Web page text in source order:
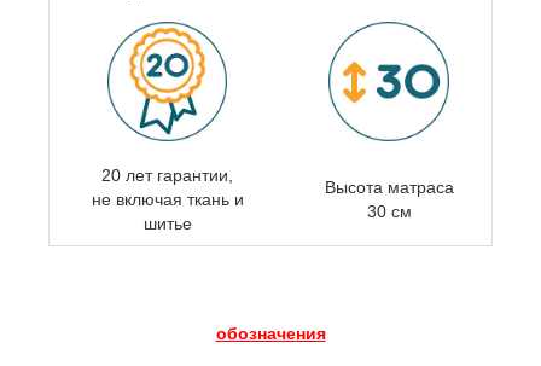
20 лет гарантии,
не включая ткань и
шитье
Высота матраса
30 см
обозначения